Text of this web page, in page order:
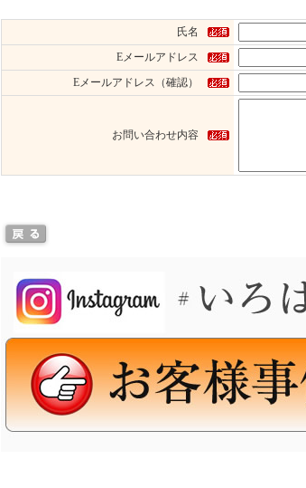
氏名
Eメールアドレス
Eメールアドレス（確認）
お問い合わせ内容